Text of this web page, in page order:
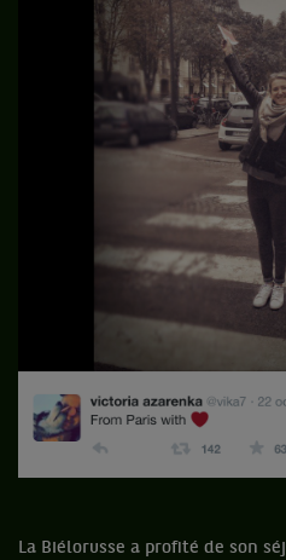
La Biélorusse a profité de son